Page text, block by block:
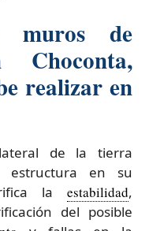
muros de
Choconta,
realizar en
de la tierra
estructura en su
la estabilidad,
del posible